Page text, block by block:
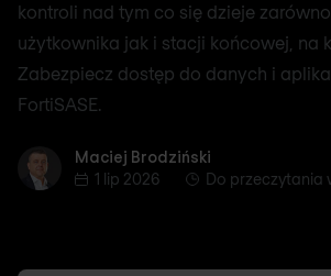
kontroli nad tym co się dzieje
użytkownika jak i stacji końcowej, na
Zabezpiecz dostęp do danych i
FortiSASE.
Maciej Brodziński
Maciej Brodziński
1 lip 2026
Do przeczytania